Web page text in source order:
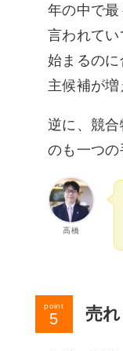
年の中で
言われて
始まるの
主候補が増
逆に、競
のも一つの
高橋
point 売